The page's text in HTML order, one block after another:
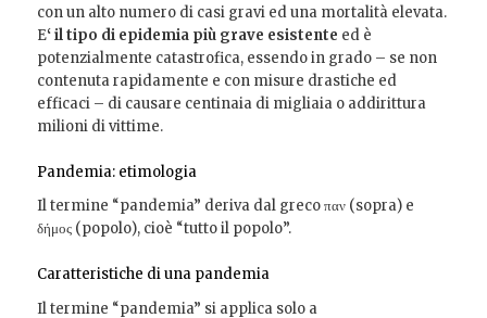
con un alto numero di casi gravi ed una mortalità elevata.
E‘ il tipo di epidemia più grave esistente ed è
potenzialmente catastrofica, essendo in grado – se non
contenuta rapidamente e con misure drastiche ed
efficaci – di causare centinaia di migliaia o addirittura
milioni di vittime.
Pandemia: etimologia
Il termine “pandemia” deriva dal greco παν (sopra) e
δήμος (popolo), cioè “tutto il popolo”.
Caratteristiche di una pandemia
Il termine “pandemia” si applica solo a